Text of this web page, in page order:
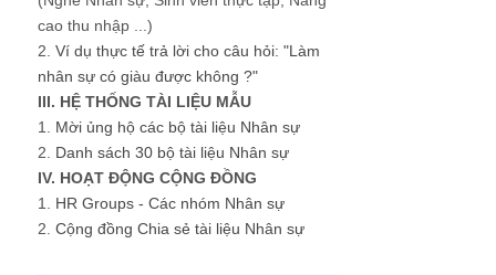
cao thu nhập ...)
2. Ví dụ thực tế trả lời cho câu hỏi: "Làm
nhân sự có giàu được không ?"
III. HỆ THỐNG TÀI LIỆU MẪU
1. Mời ủng hộ các bộ tài liệu Nhân sự
2. Danh sách 30 bộ tài liệu Nhân sự
IV. HOẠT ĐỘNG CỘNG ĐỒNG
1. HR Groups - Các nhóm Nhân sự
2. Cộng đồng Chia sẻ tài liệu Nhân sự